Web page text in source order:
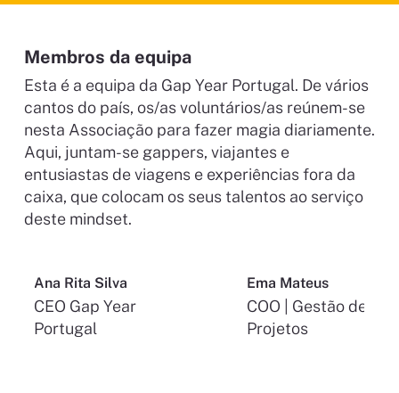
Membros da equipa
Esta é a equipa da Gap Year Portugal. De vários
cantos do país, os/as voluntários/as reúnem-se
nesta Associação para fazer magia diariamente.
Aqui, juntam-se gappers, viajantes e
entusiastas de viagens e experiências fora da
caixa, que colocam os seus talentos ao serviço
deste mindset.
Ana Rita Silva
CEO Gap Year
Portugal
Ema Mateus
COO | Gestão de
Projetos